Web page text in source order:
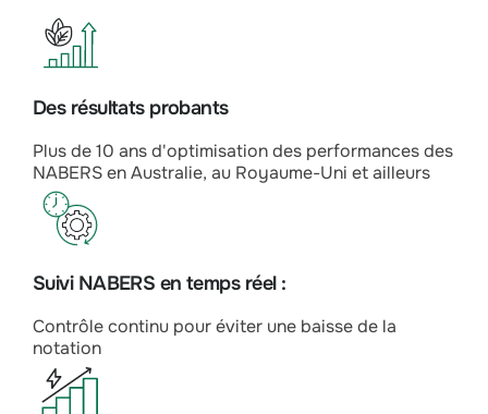
Des résultats probants
Plus de 10 ans d'optimisation des performances des
NABERS en Australie, au Royaume-Uni et ailleurs
Suivi NABERS en temps réel :
Contrôle continu pour éviter une baisse de la
notation